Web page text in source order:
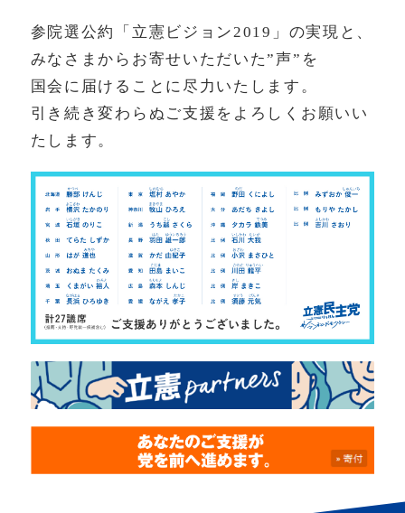
参院選公約「立憲ビジョン2019」の実現と、
みなさまからお寄せいただいた”声”を
国会に届けることに尽力いたします。
引き続き変わらぬご支援をよろしくお願いい
たします。